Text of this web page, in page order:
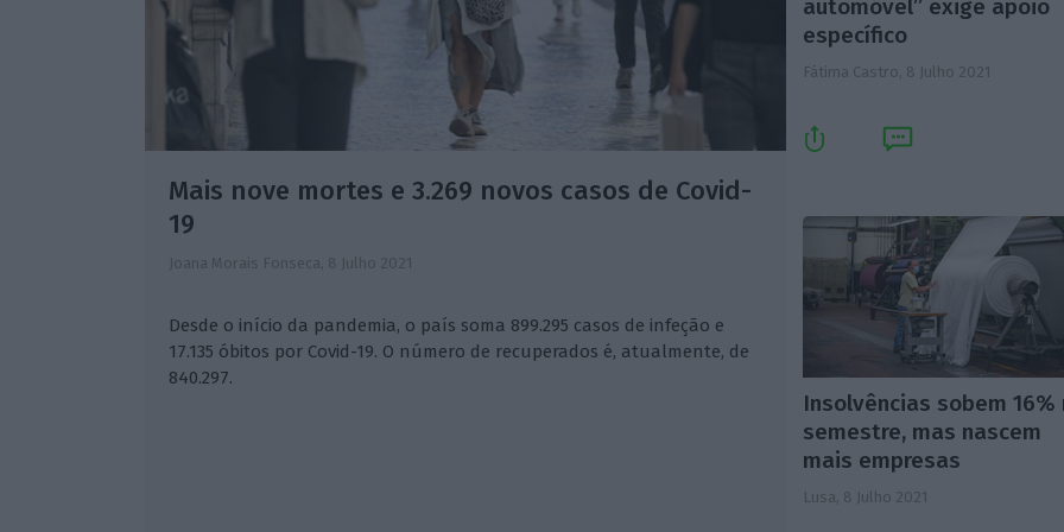
Mais nove mortes e 3.269 novos casos de Covid-
19
Joana Morais Fonseca, 8 Julho 2021
Desde o início da pandemia, o país soma 899.295 casos de infeção e
17.135 óbitos por Covid-19. O número de recuperados é, atualmente, de
840.297.
automóvel” exige apoio
específico
Fátima Castro, 8 Julho 2021
Insolvências sobem 16%
semestre, mas nascem
mais empresas
Lusa, 8 Julho 2021